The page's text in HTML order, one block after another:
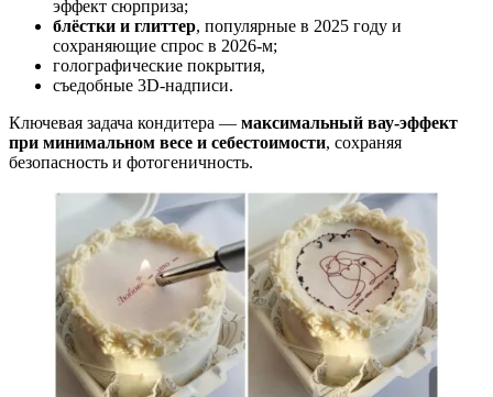
эффект сюрприза;
блёстки и глиттер, популярные в 2025 году и
сохраняющие спрос в 2026-м;
голографические покрытия,
съедобные 3D-надписи.
Ключевая задача кондитера — максимальный вау-эффект
при минимальном весе и себестоимости, сохраняя
безопасность и фотогеничность.